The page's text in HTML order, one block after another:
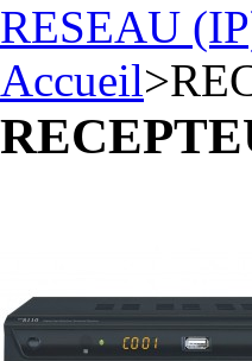
RESEAU
Accueil>